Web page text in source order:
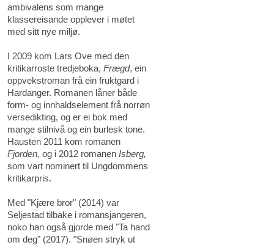
ambivalens som mange
klassereisande opplever i møtet
med sitt nye miljø.
I 2009 kom Lars Ove med den
kritikarroste tredjeboka, Frægd, ein
oppvekstroman frå ein fruktgard i
Hardanger. Romanen låner både
form- og innhaldselement frå norrøn
versedikting, og er ei bok med
mange stilnivå og ein burlesk tone.
Hausten 2011 kom romanen
Fjorden, og i 2012 romanen Isberg,
som vart nominert til Ungdommens
kritikarpris.
Med "Kjære bror" (2014) var
Seljestad tilbake i romansjangeren,
noko han også gjorde med "Ta hand
om deg" (2017). "Snøen stryk ut